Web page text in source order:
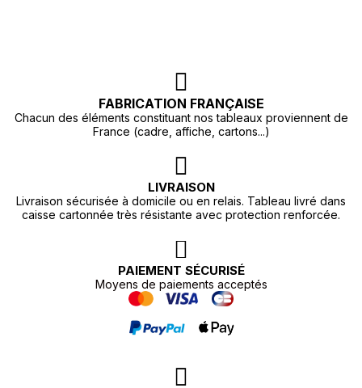
FABRICATION FRANÇAISE
Chacun des éléments constituant nos tableaux proviennent de
France (cadre, affiche, cartons...)
LIVRAISON
Livraison sécurisée à domicile ou en relais. Tableau livré dans
caisse cartonnée très résistante avec protection renforcée.
PAIEMENT SÉCURISÉ
Moyens de paiements acceptés